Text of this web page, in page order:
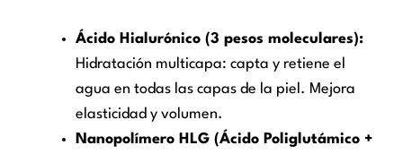
Ácido Hialurónico (3 pesos moleculares):
Hidratación multicapa: capta y retiene el
agua en todas las capas de la piel. Mejora
elasticidad y volumen.
Nanopolímero HLG (Ácido Poliglutámico +